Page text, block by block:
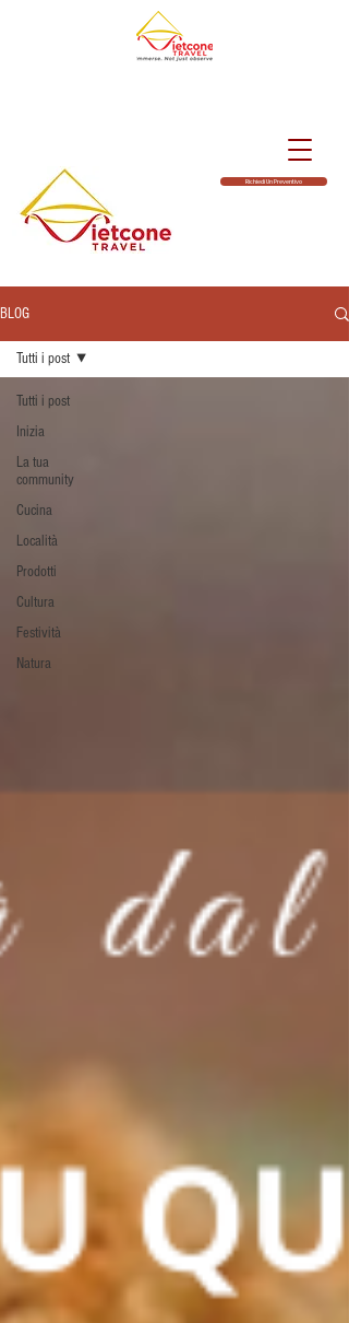
Richiedi Un Preventivo
BLOG
Tutti i post
Inizia
La tua
community
Cucina
Località
Prodotti
Cultura
Festività
Natura
Tutti i post